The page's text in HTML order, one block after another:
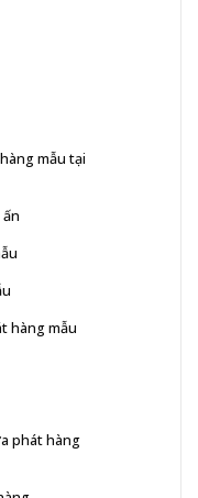
mẫu tại
hàng mẫu
phát hàng